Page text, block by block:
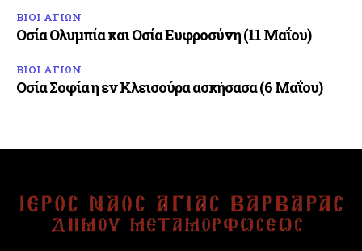
ΒΙΟΙ ΑΓΙΩΝ
Οσία Ολυμπία και Οσία Ευφροσύνη (11 Μαΐου)
ΒΙΟΙ ΑΓΙΩΝ
Οσία Σοφία η εν Κλεισούρα ασκήσασα (6 Μαΐου)